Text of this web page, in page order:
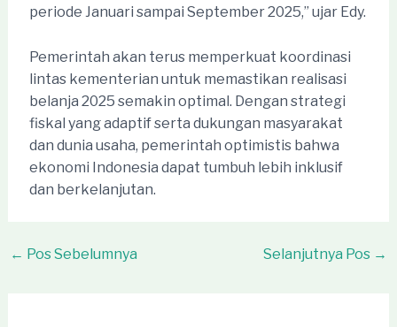
periode Januari sampai September 2025,” ujar Edy.
Pemerintah akan terus memperkuat koordinasi
lintas kementerian untuk memastikan realisasi
belanja 2025 semakin optimal. Dengan strategi
fiskal yang adaptif serta dukungan masyarakat
dan dunia usaha, pemerintah optimistis bahwa
ekonomi Indonesia dapat tumbuh lebih inklusif
dan berkelanjutan.
Post
← Pos Sebelumnya Selanjutnya Pos →